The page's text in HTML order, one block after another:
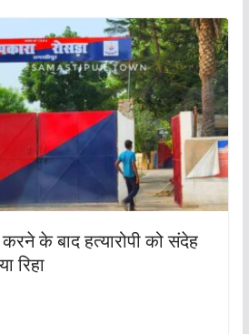
करने के बाद हत्यारोपी को संदेह
रिहा